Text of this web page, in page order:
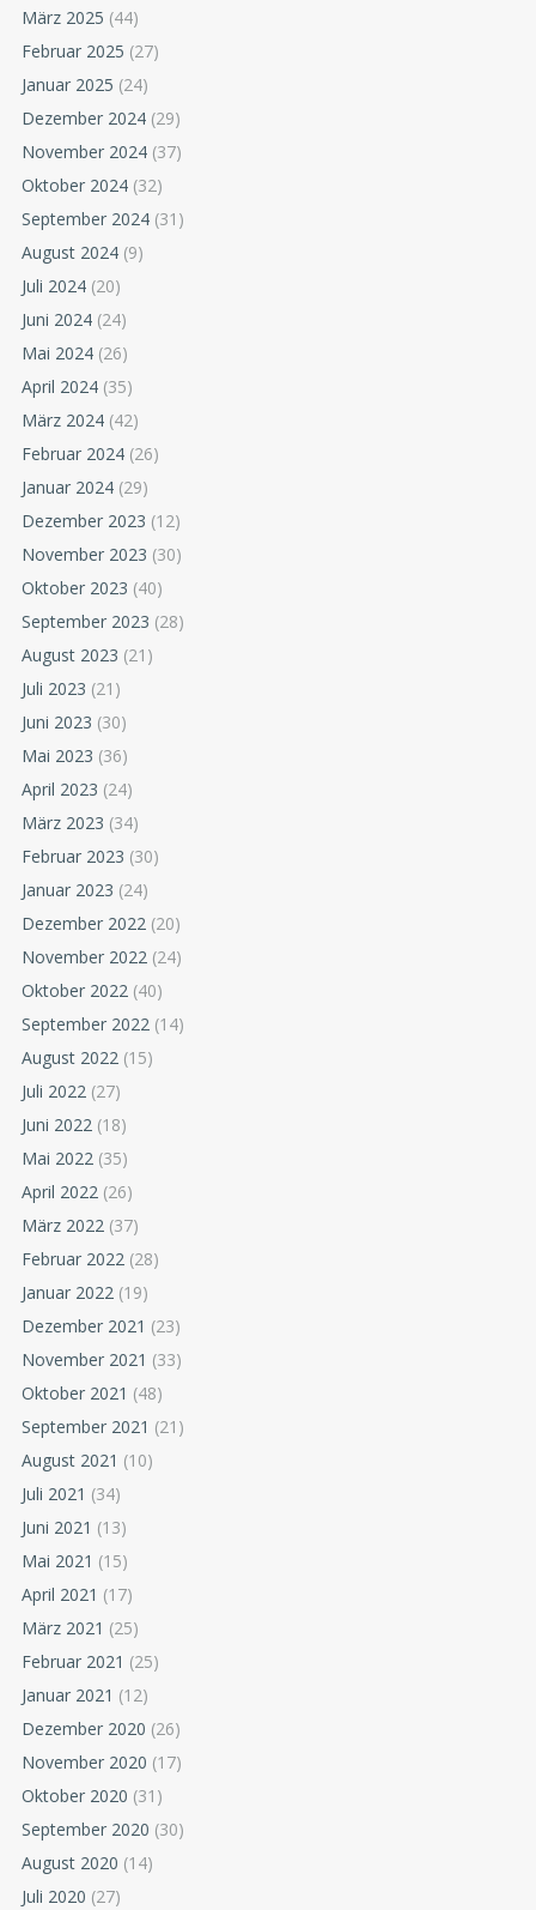
März 2025 (44)
Februar 2025 (27)
Januar 2025 (24)
Dezember 2024 (29)
November 2024 (37)
Oktober 2024 (32)
September 2024 (31)
August 2024 (9)
Juli 2024 (20)
Juni 2024 (24)
Mai 2024 (26)
April 2024 (35)
März 2024 (42)
Februar 2024 (26)
Januar 2024 (29)
Dezember 2023 (12)
November 2023 (30)
Oktober 2023 (40)
September 2023 (28)
August 2023 (21)
Juli 2023 (21)
Juni 2023 (30)
Mai 2023 (36)
April 2023 (24)
März 2023 (34)
Februar 2023 (30)
Januar 2023 (24)
Dezember 2022 (20)
November 2022 (24)
Oktober 2022 (40)
September 2022 (14)
August 2022 (15)
Juli 2022 (27)
Juni 2022 (18)
Mai 2022 (35)
April 2022 (26)
März 2022 (37)
Februar 2022 (28)
Januar 2022 (19)
Dezember 2021 (23)
November 2021 (33)
Oktober 2021 (48)
September 2021 (21)
August 2021 (10)
Juli 2021 (34)
Juni 2021 (13)
Mai 2021 (15)
April 2021 (17)
März 2021 (25)
Februar 2021 (25)
Januar 2021 (12)
Dezember 2020 (26)
November 2020 (17)
Oktober 2020 (31)
September 2020 (30)
August 2020 (14)
Juli 2020 (27)